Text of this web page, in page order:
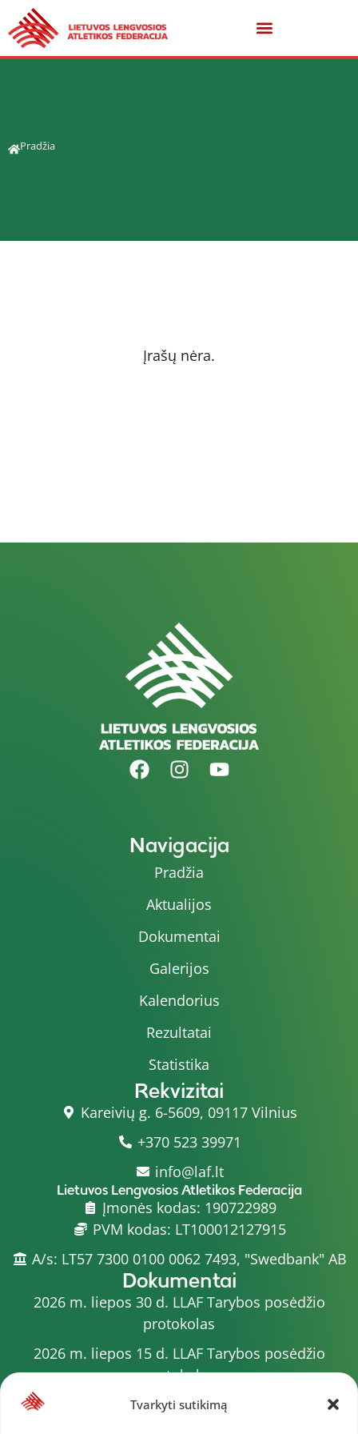
Tvarkyti sutikimą
Pradžia
Įrašų nėra.
Navigacija
Pradžia
Aktualijos
Dokumentai
Galerijos
Kalendorius
Rezultatai
Statistika
Rekvizitai
Kareivių g. 6-5609, 09117 Vilnius
+370 523 39971
info@laf.lt
Lietuvos Lengvosios Atletikos Federacija
Įmonės kodas: 190722989
PVM kodas: LT100012127915
A/s: LT57 7300 0100 0062 7493, "Swedbank" AB
Dokumentai
2026 m. liepos 30 d. LLAF Tarybos posėdžio
protokolas
2026 m. liepos 15 d. LLAF Tarybos posėdžio
protokolas
2026 m. liepos 20 d. LLAF VK posėdžio protokolas